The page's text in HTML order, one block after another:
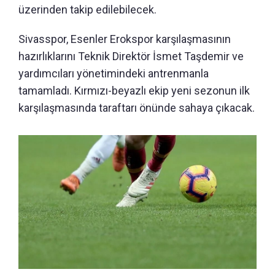
üzerinden takip edilebilecek.
Sivasspor, Esenler Erokspor karşılaşmasının
hazırlıklarını Teknik Direktör İsmet Taşdemir ve
yardımcıları yönetimindeki antrenmanla
tamamladı. Kırmızı-beyazlı ekip yeni sezonun ilk
karşılaşmasında taraftarı önünde sahaya çıkacak.